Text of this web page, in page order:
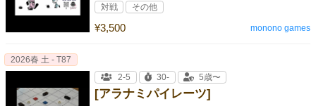
¥3,500
対戦 その他
monono games
[アラナミパイレーツ]
2026春 土 - T87
2-5
30- 5歳〜